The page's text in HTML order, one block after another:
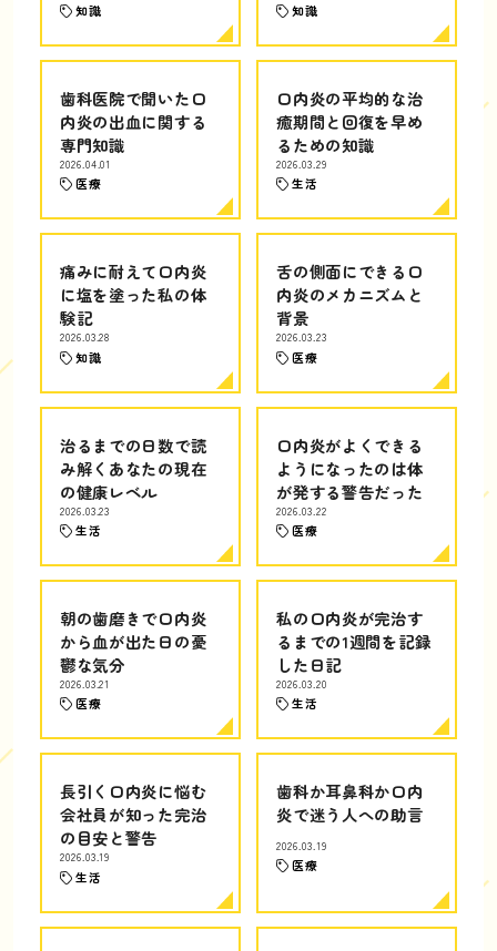
知識 知識
歯科医院で聞いた口
内炎の出血に関する
専門知識
2026.04.01
医療
口内炎の平均的な治
癒期間と回復を早め
るための知識
2026.03.29
生活
痛みに耐えて口内炎
に塩を塗った私の体
験記
2026.03.28
知識
舌の側面にできる口
内炎のメカニズムと
背景
2026.03.23
医療
治るまでの日数で読
み解くあなたの現在
の健康レベル
2026.03.23
生活
口内炎がよくできる
ようになったのは体
が発する警告だった
2026.03.22
医療
朝の歯磨きで口内炎
から血が出た日の憂
鬱な気分
2026.03.21
医療
私の口内炎が完治す
るまでの1週間を記録
した日記
2026.03.20
生活
長引く口内炎に悩む
会社員が知った完治
の目安と警告
2026.03.19
生活
歯科か耳鼻科か口内
炎で迷う人への助言
2026.03.19
医療